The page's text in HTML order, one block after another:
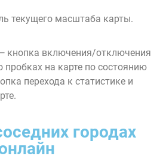
текущего масштаба карты.
кнопка включения/отключения
на карте по состоянию
перехода к статистике и
городах